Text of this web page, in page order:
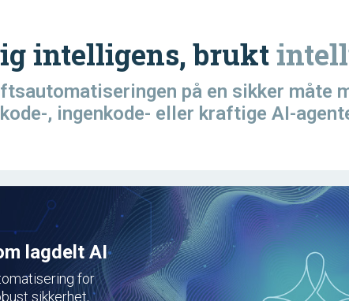
intelligens, brukt
på en sikker måte
, ingenkode- eller kraftige AI-
lagdelt AI
for
sikkerhet,